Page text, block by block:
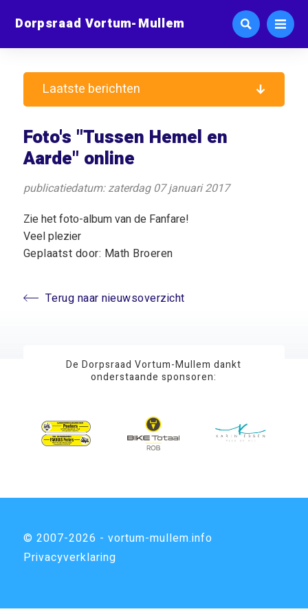
Dorpsraad Vortum-Mullem
Foto's "Tussen Hemel en
Aarde" online
publicatiedatum: zaterdag 07 januari 2017
Zie het foto-album van de Fanfare!
Veel plezier
Geplaatst door: Math Broeren
Terug naar nieuwsoverzicht
Laatste berichten
De Dorpsraad Vortum-Mullem dankt
onderstaande sponsoren:
© 2007-2026 - vortum-mullem.info
Privacyverklaring